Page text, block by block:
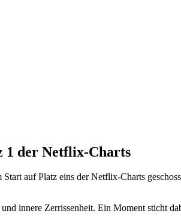
1 der Netflix-Charts
auf Platz eins der Netflix-Charts
innere Zerrissenheit. Ein Moment sticht